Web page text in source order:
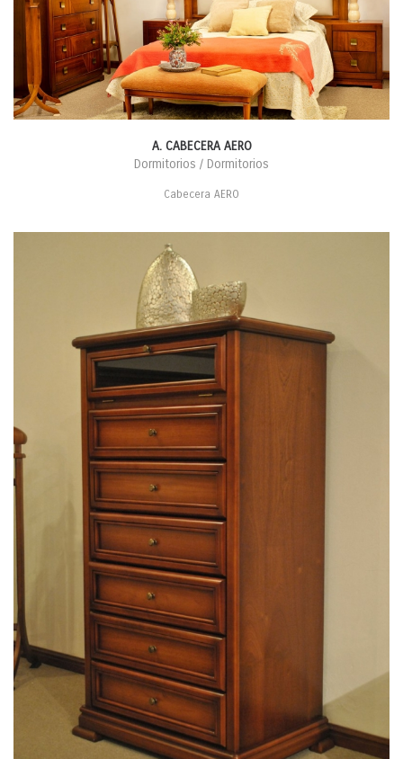
A. CABECERA AERO
Dormitorios / Dormitorios
Cabecera AERO